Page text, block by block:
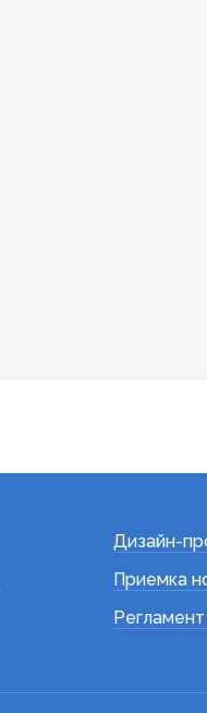
Дизайн-
Приемка